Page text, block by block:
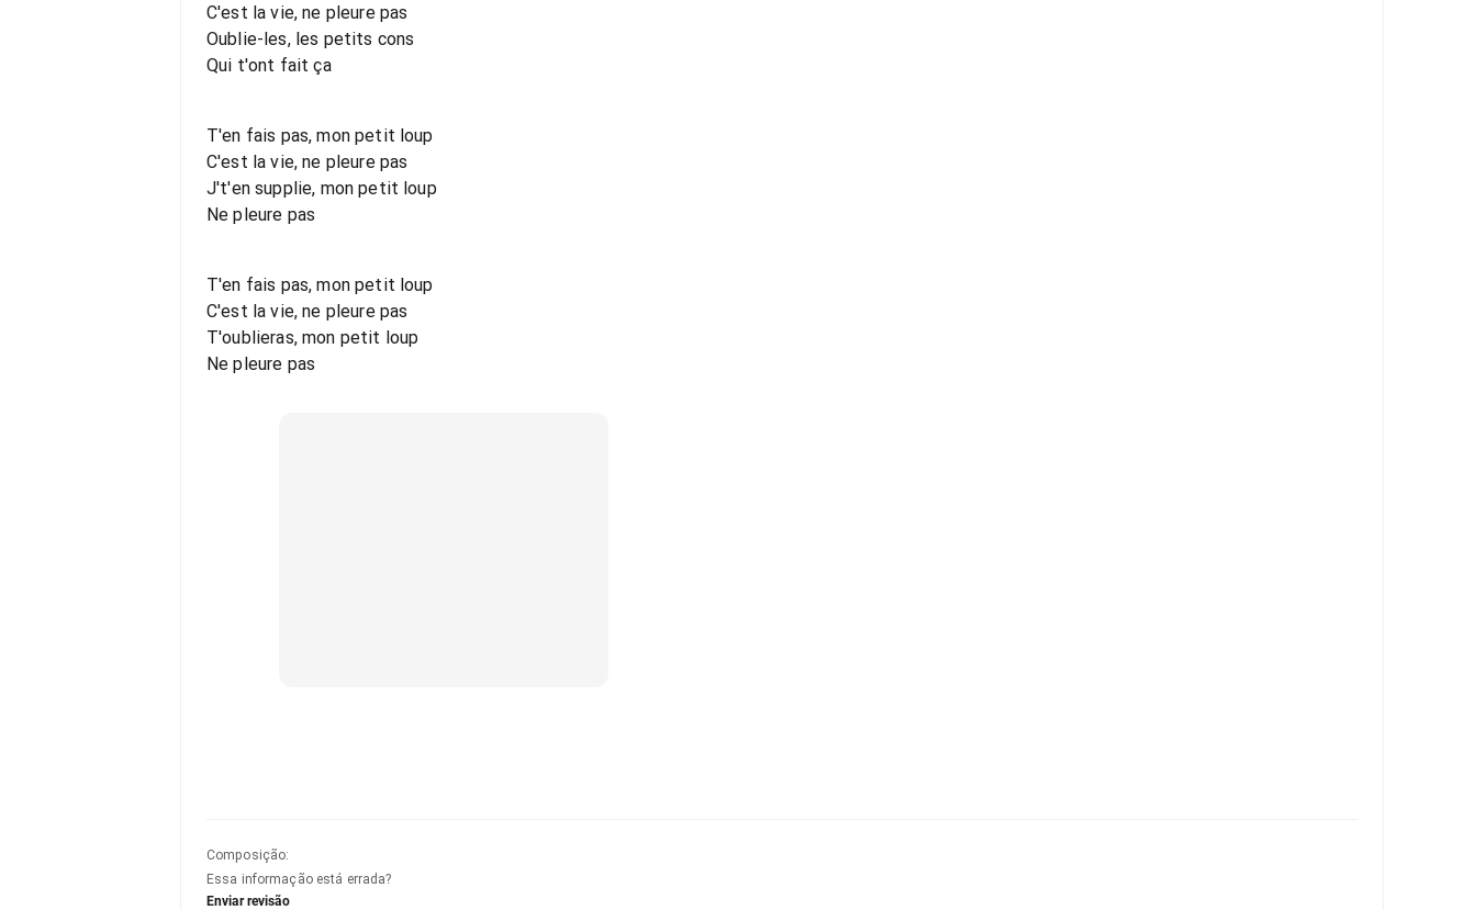
C'est la vie, ne pleure pas
Oublie-les, les petits cons
Qui t'ont fait ça
T'en fais pas, mon petit loup
C'est la vie, ne pleure pas
J't'en supplie, mon petit loup
Ne pleure pas
T'en fais pas, mon petit loup
C'est la vie, ne pleure pas
T'oublieras, mon petit loup
Ne pleure pas
Composição:
Essa informação está errada?
Enviar revisão